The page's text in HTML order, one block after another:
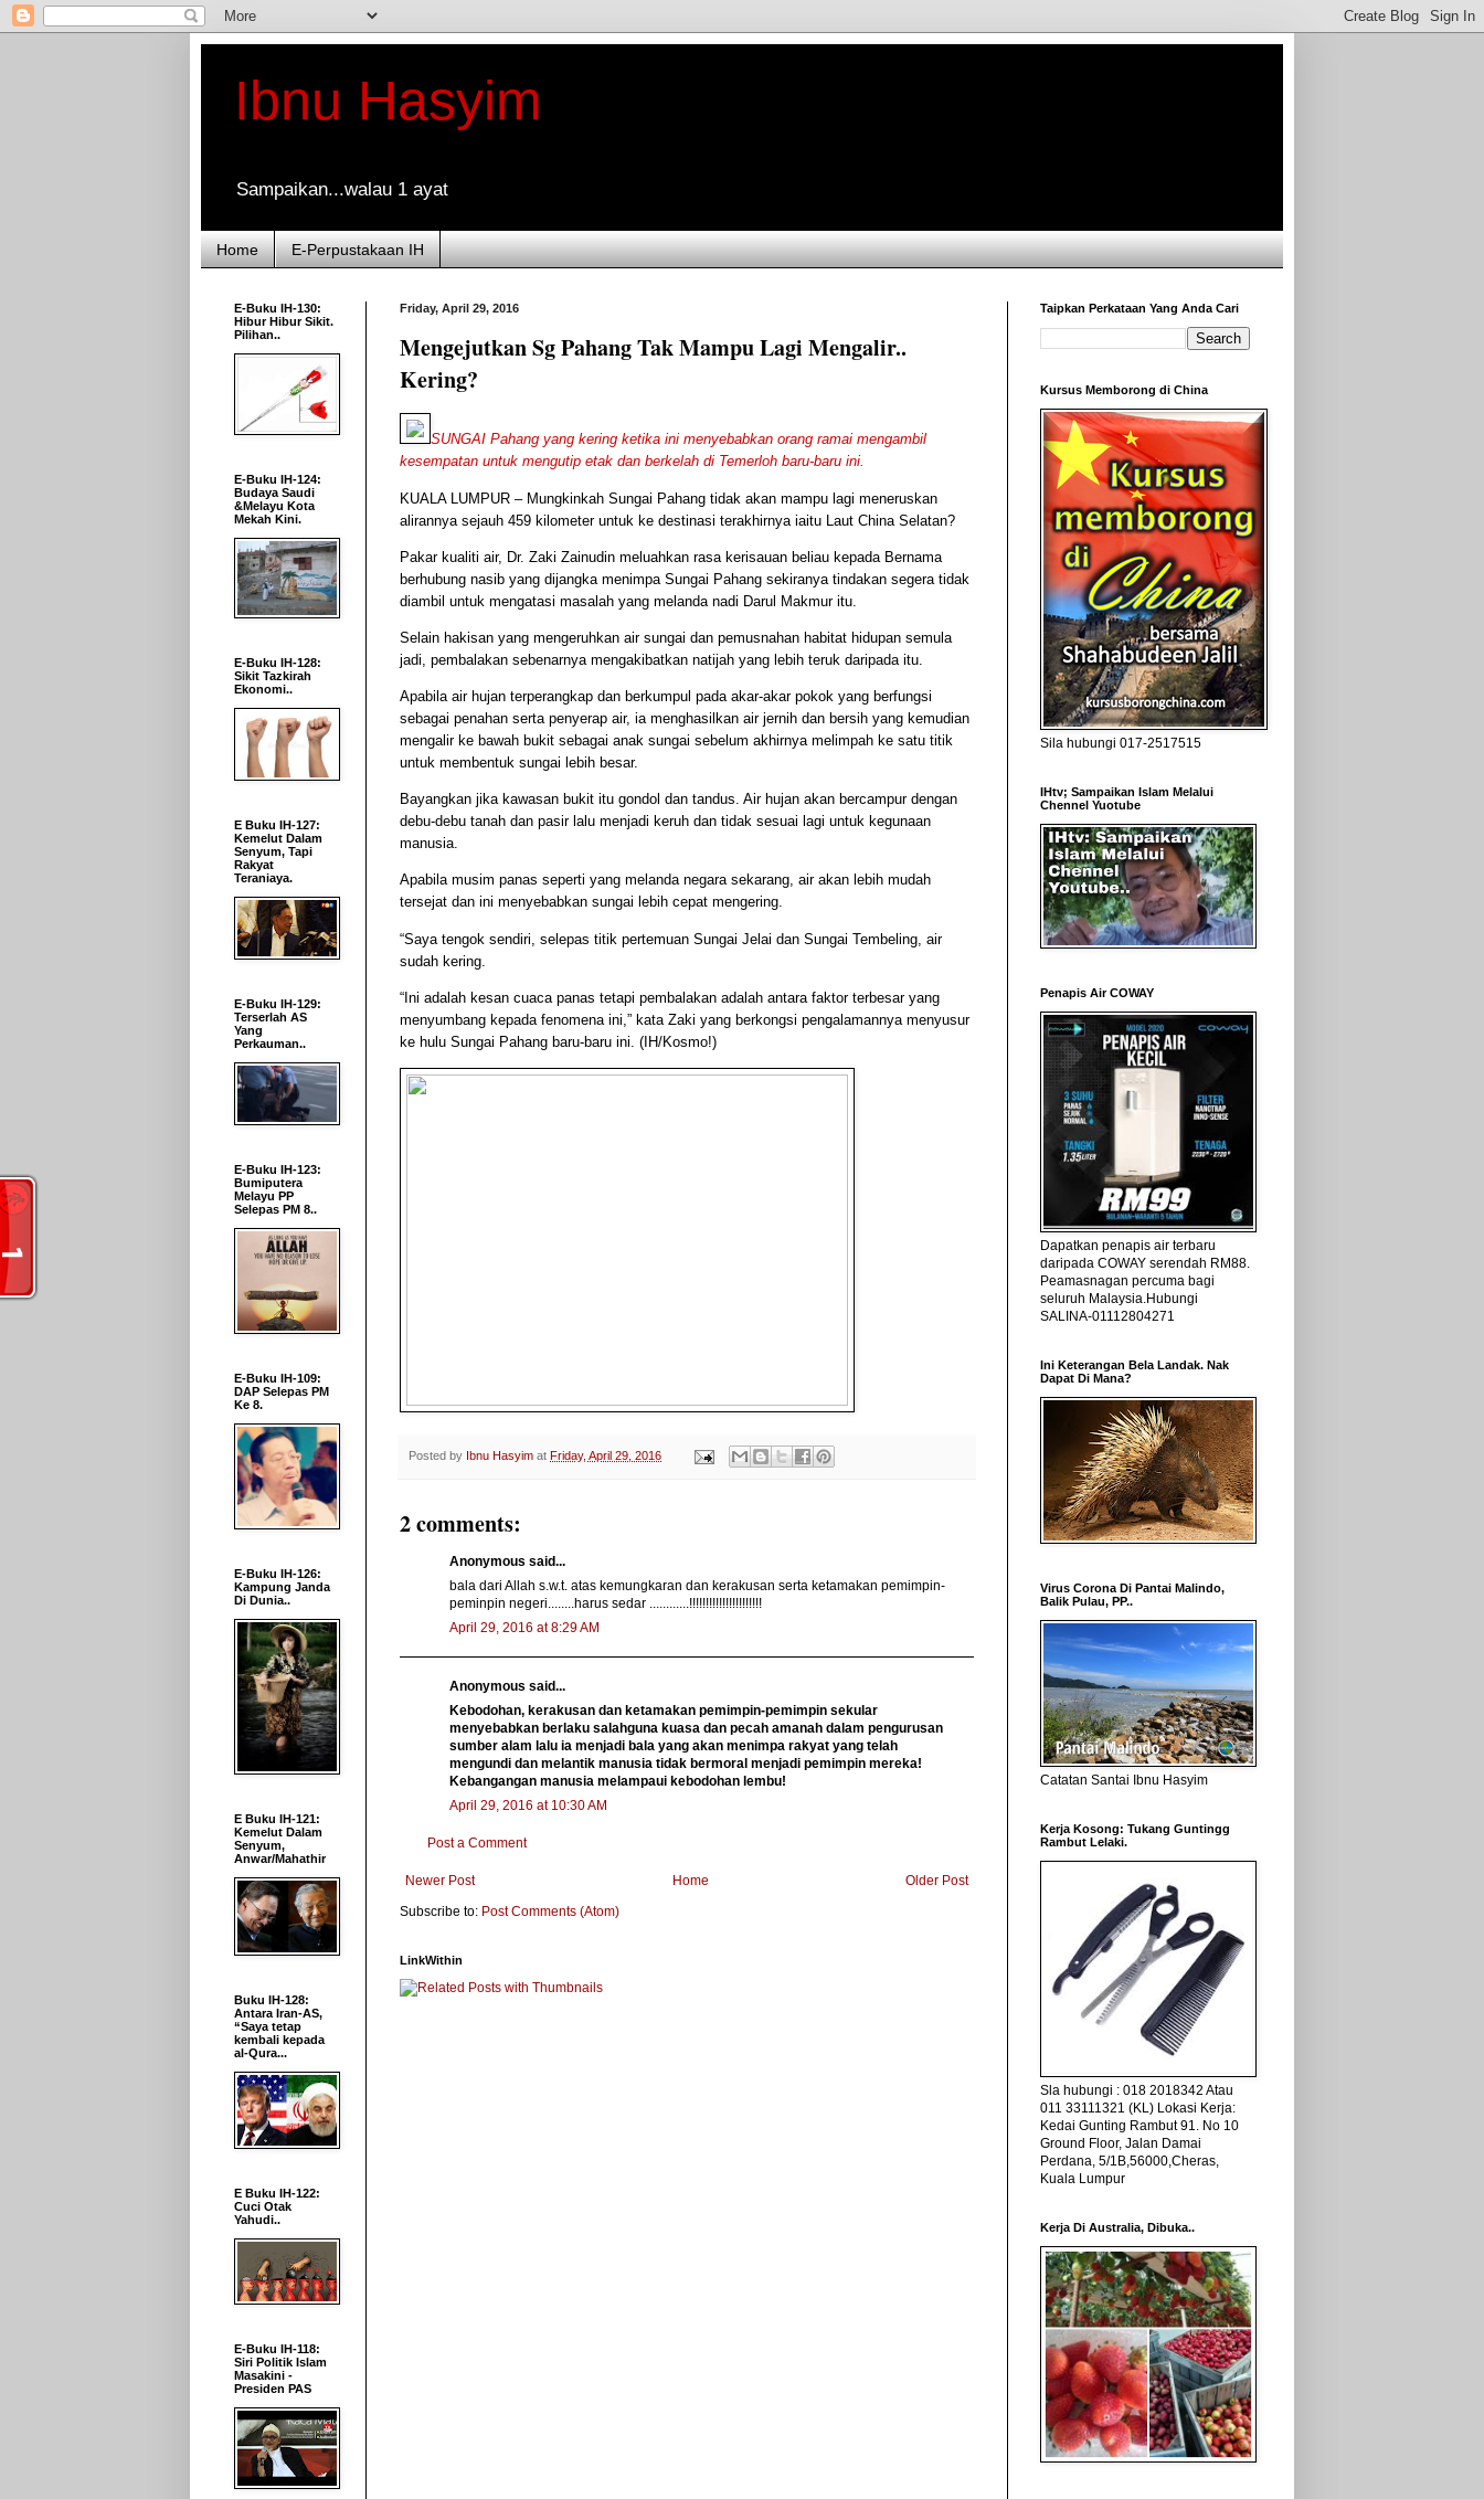
Ibnu Hasyim
Sampaikan...walau 1 ayat
Home E-Perpustakaan IH
Friday, April 29, 2016
Mengejutkan Sg Pahang Tak Mampu Lagi Mengalir..
Kering?
SUNGAI Pahang yang kering ketika ini menyebabkan orang ramai mengambil
kesempatan untuk mengutip etak dan berkelah di Temerloh baru-baru ini.
KUALA LUMPUR – Mungkinkah Sungai Pahang tidak akan mampu lagi meneruskan
alirannya sejauh 459 kilometer untuk ke destinasi terakhirnya iaitu Laut China Selatan?
Pakar kualiti air, Dr. Zaki Zainudin meluahkan rasa kerisauan beliau kepada Bernama
berhubung nasib yang dijangka menimpa Sungai Pahang sekiranya tindakan segera tidak
diambil untuk mengatasi masalah yang melanda nadi Darul Makmur itu.
Selain hakisan yang mengeruhkan air sungai dan pemusnahan habitat hidupan semula
jadi, pembalakan sebenarnya mengakibatkan natijah yang lebih teruk daripada itu.
Apabila air hujan terpe­rangkap dan berkumpul pada akar-akar pokok yang berfungsi
sebagai penahan serta penyerap air, ia menghasilkan air jernih dan bersih yang kemudian
mengalir ke bawah bukit sebagai anak sungai sebelum akhirnya melimpah ke satu titik
untuk membentuk sungai lebih besar.
Bayangkan jika kawasan bukit itu gondol dan tandus. Air hujan akan bercampur dengan
debu-debu tanah dan pasir lalu menjadi keruh dan tidak sesuai lagi untuk kegunaan
manusia.
Apabila musim panas seperti yang melanda negara sekarang, air akan lebih mudah
tersejat dan ini menyebabkan sungai lebih cepat mengering.
“Saya tengok sendiri, selepas titik pertemuan Sungai Jelai dan Sungai Tembeling, air
sudah kering.
“Ini adalah kesan cuaca panas tetapi pembalakan adalah antara faktor terbesar yang
menyumbang kepada feno­mena ini,” kata Zaki yang berkongsi pengalamannya menyusur
ke hulu Sungai Pahang baru-baru ini. (IH/Kosmo!)
Posted by Ibnu Hasyim at Friday, April 29, 2016
2 comments:
Anonymous said...
bala dari Allah s.w.t. atas kemungkaran dan kerakusan serta ketamakan pemimpin-
peminpin negeri........harus sedar ............!!!!!!!!!!!!!!!!!!!!!!
April 29, 2016 at 8:29 AM
Anonymous said...
Kebodohan, kerakusan dan ketamakan pemimpin-pemimpin sekular
menyebabkan berlaku salahguna kuasa dan pecah amanah dalam pengurusan
sumber alam lalu ia menjadi bala yang akan menimpa rakyat yang telah
mengundi dan melantik manusia tidak bermoral menjadi pemimpin mereka!
Kebangangan manusia melampaui kebodohan lembu!
April 29, 2016 at 10:30 AM
Post a Comment
Newer Post Older Post
Home
Subscribe to: Post Comments (Atom)
LinkWithin
E-Buku IH-130:
Hibur Hibur Sikit.
Pilihan..
E-Buku IH-124:
Budaya Saudi
&Melayu Kota
Mekah Kini.
E-Buku IH-128:
Sikit Tazkirah
Ekonomi..
E Buku IH-127:
Kemelut Dalam
Senyum, Tapi
Rakyat
Teraniaya.
E-Buku IH-129:
Terserlah AS
Yang
Perkauman..
E-Buku IH-123:
Bumiputera
Melayu PP
Selepas PM 8..
E-Buku IH-109:
DAP Selepas PM
Ke 8.
E-Buku IH-126:
Kampung Janda
Di Dunia..
E Buku IH-121:
Kemelut Dalam
Senyum,
Anwar/Mahathir
Buku IH-128:
Antara Iran-AS,
“Saya tetap
kembali kepada
al-Qura...
E Buku IH-122:
Cuci Otak
Yahudi..
E-Buku IH-118:
Siri Politik Islam
Masakini -
Presiden PAS
Taipkan Perkataan Yang Anda Cari
Kursus Memborong di China
Sila hubungi 017-2517515
IHtv; Sampaikan Islam Melalui
Chennel Yuotube
Penapis Air COWAY
Dapatkan penapis air terbaru
daripada COWAY serendah RM88.
Peamasnagan percuma bagi
seluruh Malaysia.Hubungi
SALINA-01112804271
Ini Keterangan Bela Landak. Nak
Dapat Di Mana?
Virus Corona Di Pantai Malindo,
Balik Pulau, PP..
Catatan Santai Ibnu Hasyim
Kerja Kosong: Tukang Guntingg
Rambut Lelaki.
Sla hubungi : 018 2018342 Atau
011 33111321 (KL) Lokasi Kerja:
Kedai Gunting Rambut 91. No 10
Ground Floor, Jalan Damai
Perdana, 5/1B,56000,Cheras,
Kuala Lumpur
Kerja Di Australia, Dibuka..